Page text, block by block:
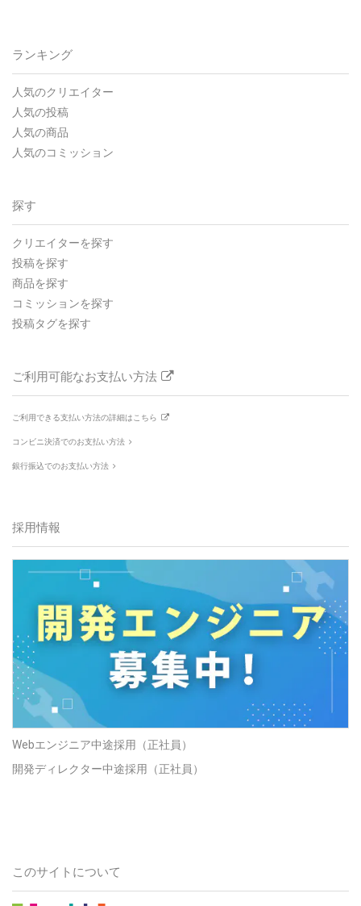
ランキング
人気のクリエイター
人気の投稿
人気の商品
人気のコミッション
探す
クリエイターを探す
投稿を探す
商品を探す
コミッションを探す
投稿タグを探す
ご利用可能なお支払い方法
ご利用できる支払い方法の詳細はこちら
コンビニ決済でのお支払い方法
銀行振込でのお支払い方法
採用情報
Webエンジニア中途採用（正社員）
開発ディレクター中途採用（正社員）
このサイトについて